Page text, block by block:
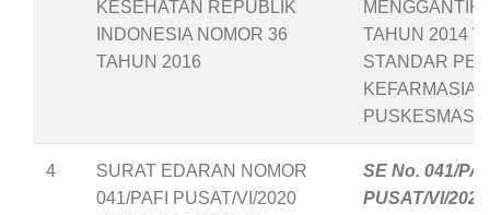
KESEHATAN REPUBLIK
INDONESIA NOMOR 36
TAHUN 2016
TAHUN 2014
STANDAR
PUSKESMAS
4
SURAT EDARAN NOMOR
041/PAFI PUSAT/VI/2020
SE No. 041/
PUSAT/VI/2020